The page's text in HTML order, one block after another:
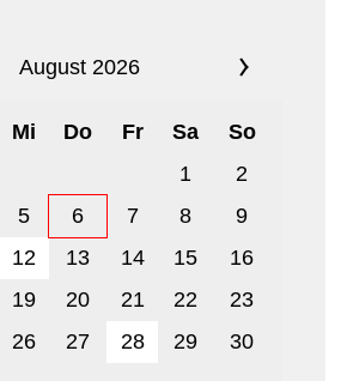
August 2026
Mi Do Fr Sa
So
1
2
5 6 7 8
9
12 13 14 15
16
19 20 21 22
23
26 27 28 29
30